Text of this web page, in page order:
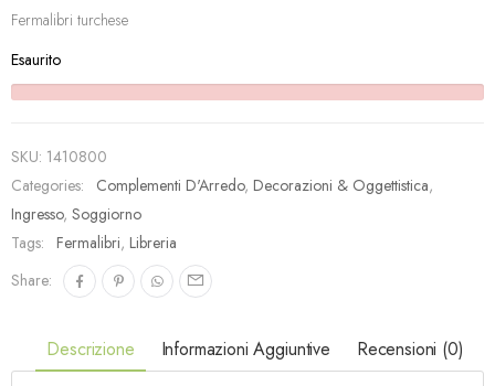
Fermalibri turchese
Esaurito
SKU: 1410800
Categories:
Complementi D'Arredo, Decorazioni & Oggettistica,
Ingresso, Soggiorno
Tags: Fermalibri, Libreria
Share:
Descrizione Informazioni Aggiuntive Recensioni (0)